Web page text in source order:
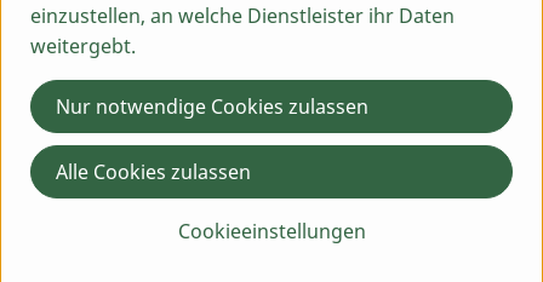
Inverkehrbringer:
Wurzelgäbers Blütenparadies - Wurdies
Stadlermühle 1
92549 Stadlern
Produktinformationen
einzustellen, an welche Dienstleister ihr Daten
weitergebt.
Cookieeinstellungen
Nur notwendige Cookies zulassen
Alle Cookies zulassen